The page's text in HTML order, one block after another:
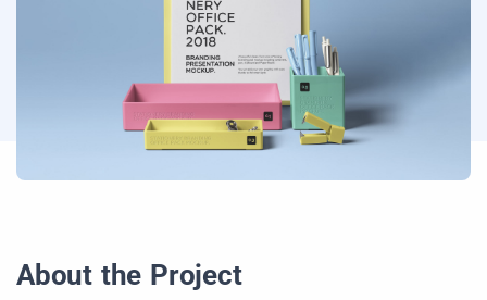
About the Project